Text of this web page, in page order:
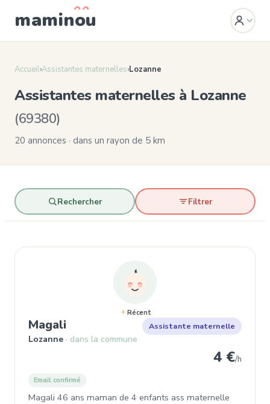
maminou
Accueil›Assistantes maternelles›Lozanne
Assistantes maternelles à Lozanne
(69380)
20 annonces · dans un rayon de 5 km
Rechercher Filtrer
Récent
Magali , Assistante maternelle à Lozanne
Lozanne dans la commune
Assistante maternelle
4 €/h
Email confirmé
Magali 46 ans maman de 4 enfants ass maternelle